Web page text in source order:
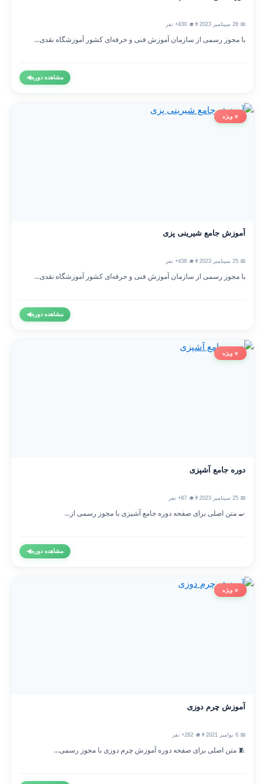
👨‍🎓 430+ نفر
با مجوز رسمی از سازمان آموزش فنی و حرفه‌ای کشور آموزشگاه نقدی...
مشاهده دوره◀
⭐ ویژه
آموزش جامع شیرینی پزی
👨‍🎓 438+ نفر
با مجوز رسمی از سازمان آموزش فنی و حرفه‌ای کشور آموزشگاه نقدی...
مشاهده دوره◀
⭐ ویژه
دوره جامع آشپزی
👨‍🎓 87+ نفر
🍳 متن اصلی برای صفحه دوره جامع آشپزی با مجوز رسمی از...
مشاهده دوره◀
⭐ ویژه
آموزش چرم دوزی
👨‍🎓 262+ نفر
🧵 متن اصلی برای صفحه دوره آموزش چرم دوزی با مجوز رسمی...